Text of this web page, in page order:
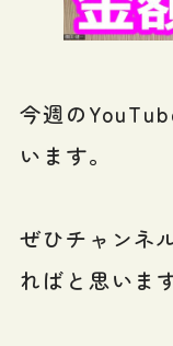
今週の
います。
ぜひチャンネ
ればと思いま